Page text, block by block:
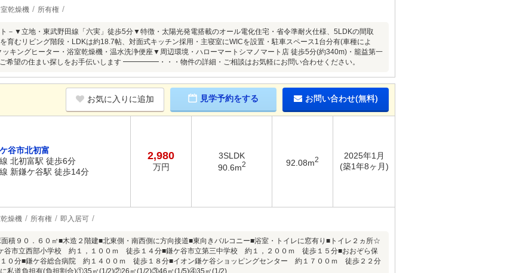
乾燥機 所有権
－▼立地・東武野田線「六実」徒歩5分▼特徴・太陽光発電搭載のオール電化住宅・省令準耐火仕様、5LDKの間取
育むリビング階段・LDKは約18.7帖、対面式キッチン採用・主寝室にWICを設置・駐車スペース1台分有(車種によ
キングヒーター・浴室乾燥機・温水洗浄便座▼周辺環境・ハローマートシマノマート店 徒歩5分(約340m)・籠益第一
希望の住まい探しをお手伝いします ━━━━━・・・物件の詳細・ご相談はお気軽にお問い合わせください。
お気に入りに追加 見学予約をする お問い合わせ(無料)
谷市北初富
北初富駅 徒歩6分
新鎌ケ谷駅 徒歩14分
2,980
万円
3SLDK
90.6m2 92.08m2
2025年1月
(築1年8ヶ月)
燥機 所有権 即入居可
積９０．６０㎡■木造２階建■北東側・南西側に方向接道■東向きバルコニー■浴室・トイレに窓有り■トイレ２ヵ所☆
谷市立西部小学校 約１，１００ｍ 徒歩１４分■鎌ケ谷市立第三中学校 約１，２００ｍ 徒歩１５分■おおぞら保
分■鎌ケ谷総合病院 約１４００ｍ 徒歩１８分■イオン鎌ケ谷ショッピングセンター 約１７００ｍ 徒歩２２分
私道負担有(負担割合)①35㎡(1/2)②26㎡(1/2)③46㎡(1/5)④35㎡(1/2)